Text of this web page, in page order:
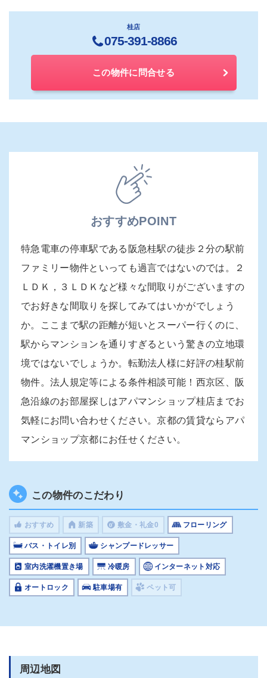
桂店
075-391-8866
この物件に問合せる
おすすめPOINT
特急電車の停車駅である阪急桂駅の徒歩２分の駅前
ファミリー物件といっても過言ではないのでは。２
ＬＤＫ，３ＬＤＫなど様々な間取りがございますの
でお好きな間取りを探してみてはいかがでしょう
か。ここまで駅の距離が短いとスーパー行くのに、
駅からマンションを通りすぎるという驚きの立地環
境ではないでしょうか。転勤法人様に好評の桂駅前
物件。法人規定等による条件相談可能！西京区、阪
急沿線のお部屋探しはアパマンショップ桂店までお
気軽にお問い合わせください。京都の賃貸ならアパ
マンショップ京都にお任せください。
この物件のこだわり
おすすめ 新築 敷金・礼金0 フローリング
バス・トイレ別 シャンプードレッサー
室内洗濯機置き場 冷暖房 インターネット対応
オートロック 駐車場有 ペット可
周辺地図